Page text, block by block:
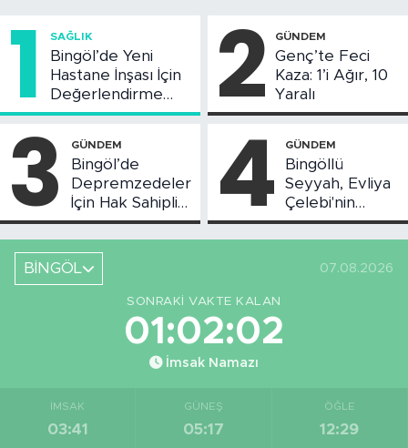
1 SAĞLIK
Bingöl’de Yeni
Hastane İnşası İçin
Değerlendirme
Toplantısı Yapıldı
2 GÜNDEM
Genç’te Feci
Kaza: 1’i Ağır, 10
Yaralı
3 GÜNDEM
Bingöl’de
Depremzedeler
İçin Hak Sahipliği
Askı Süreci
Başladı
4 GÜNDEM
Bingöllü
Seyyah, Evliya
Çelebi'nin
Bahsettiği
Bingöl'deki O
BİNGÖL 07.08.2026
SONRAKI VAKTE KALAN
01:02:02
İmsak Namazı
İMSAK
03:41
GÜNEŞ
05:17
ÖĞLE
12:29